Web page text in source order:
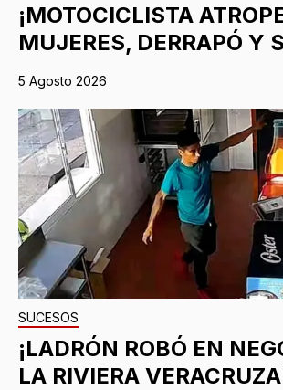
¡MOTOCICLISTA
MUJERES, DERRAPÓ Y
5 Agosto 2026
SUCESOS
¡LADRÓN ROBÓ EN
LA RIVIERA